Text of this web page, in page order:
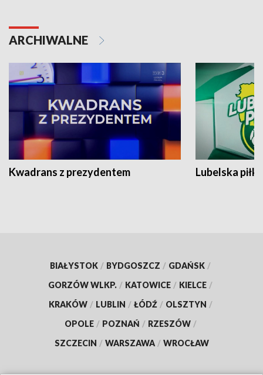
ARCHIWALNE
Kwadrans z prezydentem Lubelska piłka
BIAŁYSTOK / BYDGOSZCZ / GDAŃSK /
GORZÓW WLKP. / KATOWICE / KIELCE /
KRAKÓW / LUBLIN / ŁÓDŹ / OLSZTYN /
OPOLE / POZNAŃ / RZESZÓW /
SZCZECIN / WARSZAWA / WROCŁAW